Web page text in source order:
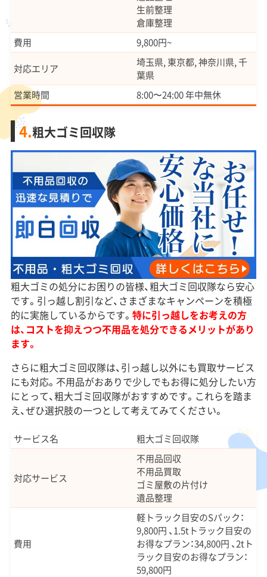
生前整理
倉庫整理
費用
9,800円~
対応エリア
埼玉県, 東京都, 神奈川県, 千
葉県
営業時間
8:00〜24:00 年中無休
4.粗大ゴミ回収隊
粗大ゴミの処分にお困りの皆様、粗大ゴミ回収隊なら安心
です。引っ越し割引など、さまざまなキャンペーンを積極
的に実施しているからです。 特に引っ越しをお考えの方
は、コストを抑えつつ不用品を処分できるメリットがあり
ます。
さらに粗大ゴミ回収隊は、引っ越し以外にも買取サービス
にも対応。不用品がおありで少しでもお得に処分したい方
にとって、粗大ゴミ回収隊がおすすめです。これらを踏ま
え、ぜひ選択肢の一つとして考えてみてください。
サービス名 粗大ゴミ回収隊
対応サービス
不用品回収
不用品買取
ゴミ屋敷の片付け
遺品整理
費用
軽トラック目安のSパック：
9,800円 、1.5tトラック目安の
お得なプラン：34,800円 、2tト
ラック目安のお得なプラン：
59,800円